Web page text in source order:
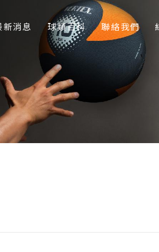
新消息 球類百科 聯絡我們